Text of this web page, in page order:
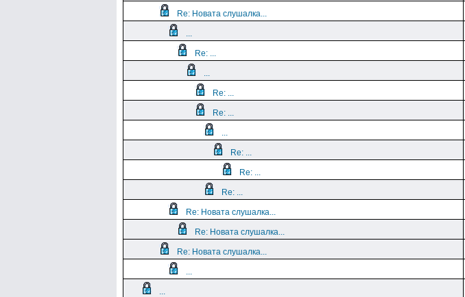
Re: Новата слушалка...
...
Re: ...
...
Re: ...
Re: ...
...
Re: ...
Re: ...
Re: ...
Re: Новата слушалка...
Re: Новата слушалка...
Re: Новата слушалка...
...
...